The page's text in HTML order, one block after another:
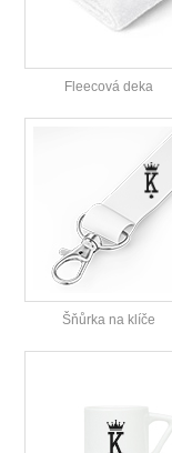
Fleecová deka
Šňůrka na klíče